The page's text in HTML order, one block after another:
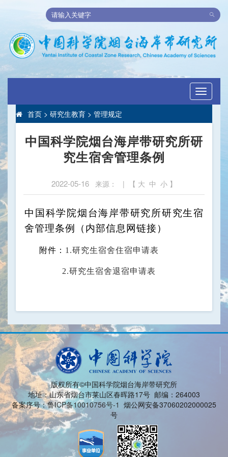
Toggle
首页 > 研究生教育 > 管理规定
中国科学院烟台海岸带研究所研
究生宿舍管理条例
2022-05-16 来源： | 【 大 中 小 】
中国科学院烟台海岸带研究所研究生宿
舍管理条例
（内部信息网链接）
附件： 1.研究生宿舍住宿申请表
2.研究生宿舍退宿申请表
版权所有©中国科学院烟台海岸带研究所
地址：山东省烟台市莱山区春晖路17号 邮编：264003
备案序号：鲁ICP备10010756号-1 烟公网安备37060202000025
号